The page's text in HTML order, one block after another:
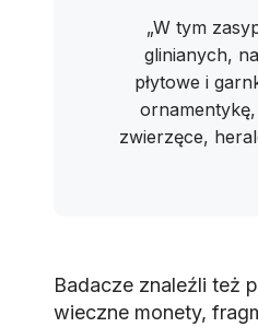
„W tym
glinianych,
płytowe i
zwierzęce,
Badacze znaleźli też
wieczne monety,